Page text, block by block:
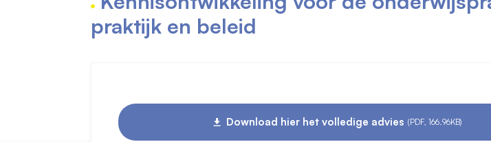
praktijk en beleid
Download hier het volledige advies (PDF, 166.96KB)